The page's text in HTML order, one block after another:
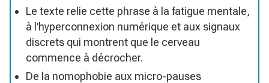
Le texte relie cette phrase à la fatigue mentale,
à l’hyperconnexion numérique et aux signaux
discrets qui montrent que le cerveau
commence à décrocher.
De la nomophobie aux micro-pauses